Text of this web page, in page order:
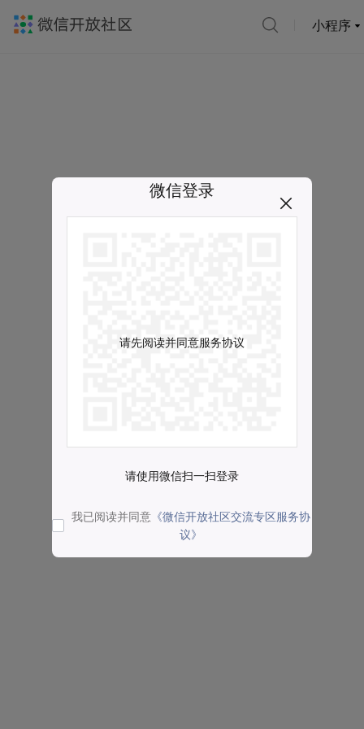
小程序
微信登录
请先阅读并同意服务协议
请使用微信扫一扫登录
我已阅读并同意 《微信开放社区交流专区服务协
议》